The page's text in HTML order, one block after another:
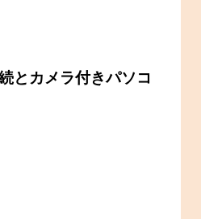
とカメラ付きパソコ